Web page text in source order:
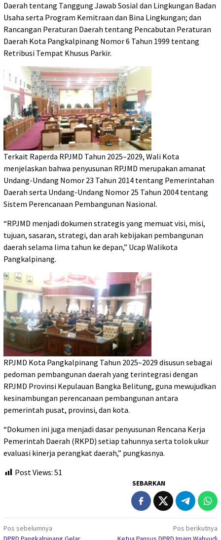
Daerah tentang Tanggung Jawab Sosial dan Lingkungan Badan
Usaha serta Program Kemitraan dan Bina Lingkungan; dan
Rancangan Peraturan Daerah tentang Pencabutan Peraturan
Daerah Kota Pangkalpinang Nomor 6 Tahun 1999 tentang
Retribusi Tempat Khusus Parkir.
Terkait Raperda RPJMD Tahun 2025–2029, Wali Kota
menjelaskan bahwa penyusunan RPJMD merupakan amanat
Undang-Undang Nomor 23 Tahun 2014 tentang Pemerintahan
Daerah serta Undang-Undang Nomor 25 Tahun 2004 tentang
Sistem Perencanaan Pembangunan Nasional.
“RPJMD menjadi dokumen strategis yang memuat visi, misi,
tujuan, sasaran, strategi, dan arah kebijakan pembangunan
daerah selama lima tahun ke depan,” Ucap Walikota
Pangkalpinang.
RPJMD Kota Pangkalpinang Tahun 2025–2029 disusun sebagai
pedoman pembangunan daerah yang terintegrasi dengan
RPJMD Provinsi Kepulauan Bangka Belitung, guna mewujudkan
kesinambungan perencanaan pembangunan antara
pemerintah pusat, provinsi, dan kota.
“Dokumen ini juga menjadi dasar penyusunan Rencana Kerja
Pemerintah Daerah (RKPD) setiap tahunnya serta tolok ukur
evaluasi kinerja perangkat daerah,” pungkasnya.
Post Views: 51
SEBARKAN
Navigasi
Pos sebelumnya
Pos berikutnya